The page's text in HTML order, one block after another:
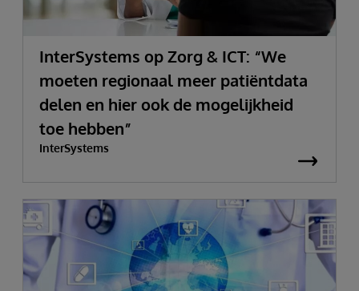
InterSystems op Zorg & ICT: “We
moeten regionaal meer patiëntdata
delen en hier ook de mogelijkheid
toe hebben”
InterSystems